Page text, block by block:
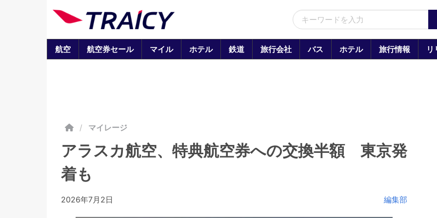
航空 航空券セール マイル ホテル 鉄道 旅行会社 バス ホテル 旅行情報 リ
/ マイレージ
アラスカ航空、特典航空券への交換半額 東京発
着も
2026年7月2日 編集部